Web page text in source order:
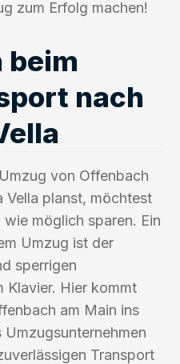
zum Erfolg machen!
beim
nach
von Offenbach
Vella planst, möchtest
möglich sparen. Ein
Umzug ist der
sperrigen
Klavier. Hier kommt
am Main ins
Transport